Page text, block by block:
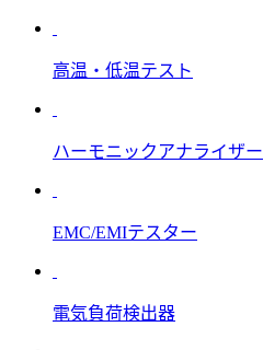
高温・低温テスト
ハーモニックアナライザー
EMC/EMIテスター
電気負荷検出器